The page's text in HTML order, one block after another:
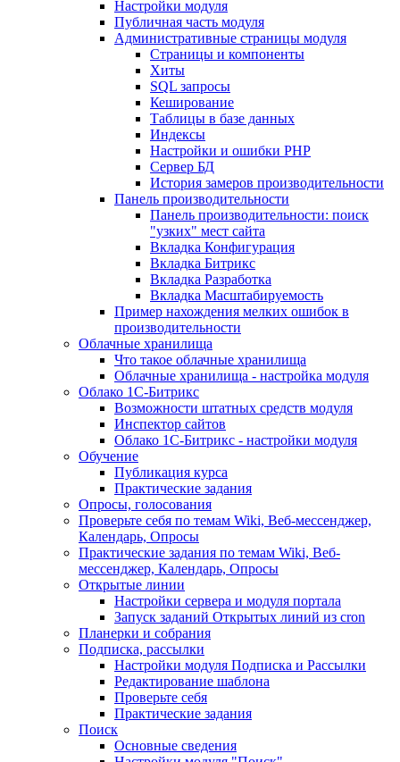
Настройки модуля
Публичная часть модуля
Административные страницы модуля
Страницы и компоненты
Хиты
SQL запросы
Кеширование
Таблицы в базе данных
Индексы
Настройки и ошибки PHP
Сервер БД
История замеров производительности
Панель производительности
Панель производительности: поиск
"узких" мест сайта
Вкладка Конфигурация
Вкладка Битрикс
Вкладка Разработка
Вкладка Масштабируемость
Пример нахождения мелких ошибок в
производительности
Облачные хранилища
Что такое облачные хранилища
Облачные хранилища - настройка модуля
Облако 1С-Битрикс
Возможности штатных средств модуля
Инспектор сайтов
Облако 1С-Битрикс - настройки модуля
Обучение
Публикация курса
Практические задания
Опросы, голосования
Проверьте себя по темам Wiki, Веб-мессенджер,
Календарь, Опросы
Практические задания по темам Wiki, Веб-
мессенджер, Календарь, Опросы
Открытые линии
Настройки сервера и модуля портала
Запуск заданий Открытых линий из cron
Планерки и собрания
Подписка, рассылки
Настройки модуля Подписка и Рассылки
Редактирование шаблона
Проверьте себя
Практические задания
Поиск
Основные сведения